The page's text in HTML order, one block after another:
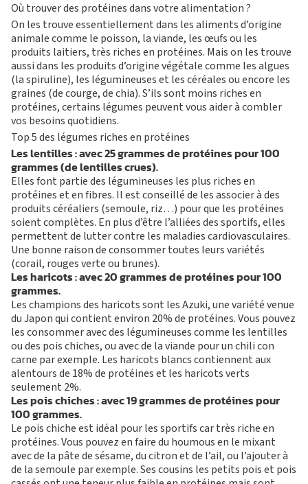
Où trouver des protéines dans votre alimentation ?
On les trouve essentiellement dans les aliments d’origine
animale comme le poisson, la viande, les œufs ou les
produits laitiers, très riches en protéines. Mais on les trouve
aussi dans les produits d’origine végétale comme les algues
(la spiruline), les légumineuses et les céréales ou encore les
graines (de courge, de chia). S’ils sont moins riches en
protéines, certains légumes peuvent vous aider à combler
vos besoins quotidiens.
Top 5 des légumes riches en protéines
Les lentilles : avec 25 grammes de protéines pour 100
grammes (de lentilles crues).
Elles font partie des légumineuses les plus riches en
protéines et en fibres. Il est conseillé de les associer à des
produits céréaliers (semoule, riz…) pour que les protéines
soient complètes. En plus d’être l’alliées des sportifs, elles
permettent de lutter contre les maladies cardiovasculaires.
Une bonne raison de consommer toutes leurs variétés
(corail, rouges verte ou brunes).
Les haricots : avec 20 grammes de protéines pour 100
grammes.
Les champions des haricots sont les Azuki, une variété venue
du Japon qui contient environ 20% de protéines. Vous pouvez
les consommer avec des légumineuses comme les lentilles
ou des pois chiches, ou avec de la viande pour un chili con
carne par exemple. Les haricots blancs contiennent aux
alentours de 18% de protéines et les haricots verts
seulement 2%.
Les pois chiches : avec 19 grammes de protéines pour
100 grammes.
Le pois chiche est idéal pour les sportifs car très riche en
protéines. Vous pouvez en faire du houmous en le mixant
avec de la pâte de sésame, du citron et de l’ail, ou l’ajouter à
de la semoule par exemple. Ses cousins les petits pois et pois